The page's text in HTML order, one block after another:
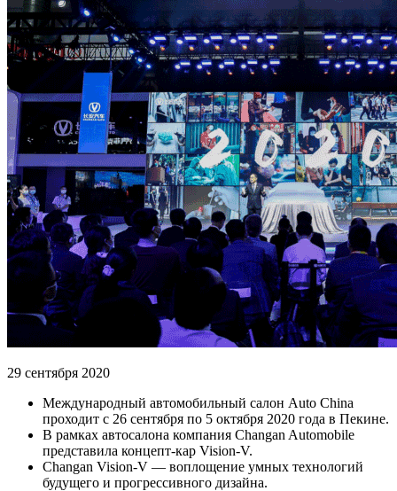
29 сентября 2020
Международный автомобильный салон Auto China
проходит с 26 сентября по 5 октября 2020 года в Пекине.
В рамках автосалона компания Changan Automobile
представила концепт-кар Vision-V.
Changan Vision-V — воплощение умных технологий
будущего и прогрессивного дизайна.